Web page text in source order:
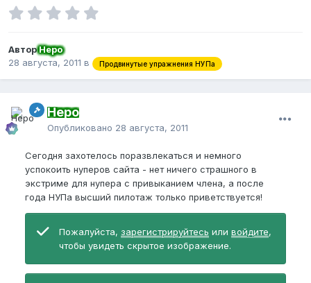
АвторНеро
28 августа, 2011 в Продвинутые упражнения НУПа
Неро
Опубликовано 28 августа, 2011
Сегодня захотелось поразвлекаться и немного
успокоить нуперов сайта - нет ничего страшного в
экстриме для нупера с привыканием члена, а после
года НУПа высший пилотаж только приветствуется!
Пожалуйста, зарегистрируйтесь или войдите,
чтобы увидеть скрытое изображение.